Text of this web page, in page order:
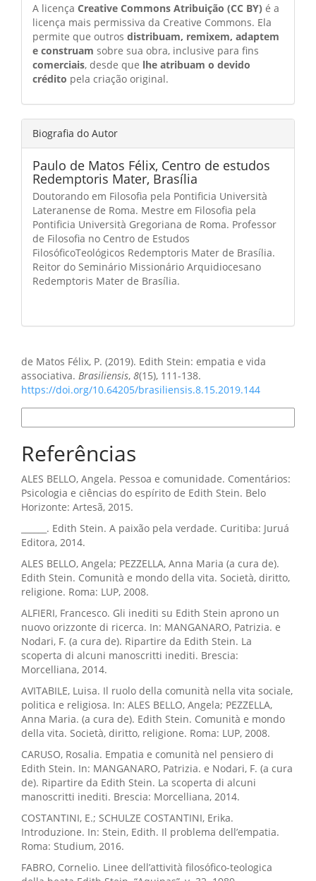
A licença Creative Commons Atribuição (CC BY) é a
licença mais permissiva da Creative Commons. Ela
permite que outros distribuam, remixem, adaptem
e construam sobre sua obra, inclusive para fins
comerciais, desde que lhe atribuam o devido
crédito pela criação original.
Biografia do Autor
Paulo de Matos Félix, Centro de estudos
Redemptoris Mater, Brasília
Doutorando em Filosofia pela Pontificia Università
Lateranense de Roma. Mestre em Filosofia pela
Pontificia Università Gregoriana de Roma. Professor
de Filosofia no Centro de Estudos
FilosóficoTeológicos Redemptoris Mater de Brasília.
Reitor do Seminário Missionário Arquidiocesano
Redemptoris Mater de Brasília.
de Matos Félix, P. (2019). Edith Stein: empatia e vida
associativa. Brasiliensis, 8(15), 111-138.
https://doi.org/10.64205/brasiliensis.8.15.2019.144
Referências
ALES BELLO, Angela. Pessoa e comunidade. Comentários:
Psicologia e ciências do espírito de Edith Stein. Belo
Horizonte: Artesã, 2015.
______. Edith Stein. A paixão pela verdade. Curitiba: Juruá
Editora, 2014.
ALES BELLO, Angela; PEZZELLA, Anna Maria (a cura de).
Edith Stein. Comunità e mondo della vita. Società, diritto,
religione. Roma: LUP, 2008.
ALFIERI, Francesco. Gli inediti su Edith Stein aprono un
nuovo orizzonte di ricerca. In: MANGANARO, Patrizia. e
Nodari, F. (a cura de). Ripartire da Edith Stein. La
scoperta di alcuni manoscritti inediti. Brescia:
Morcelliana, 2014.
AVITABILE, Luisa. Il ruolo della comunità nella vita sociale,
politica e religiosa. In: ALES BELLO, Angela; PEZZELLA,
Anna Maria. (a cura de). Edith Stein. Comunità e mondo
della vita. Società, diritto, religione. Roma: LUP, 2008.
CARUSO, Rosalia. Empatia e comunità nel pensiero di
Edith Stein. In: MANGANARO, Patrizia. e Nodari, F. (a cura
de). Ripartire da Edith Stein. La scoperta di alcuni
manoscritti inediti. Brescia: Morcelliana, 2014.
COSTANTINI, E.; SCHULZE COSTANTINI, Erika.
Introduzione. In: Stein, Edith. Il problema dell’empatia.
Roma: Studium, 2016.
FABRO, Cornelio. Linee dell’attività filosófico-teologica